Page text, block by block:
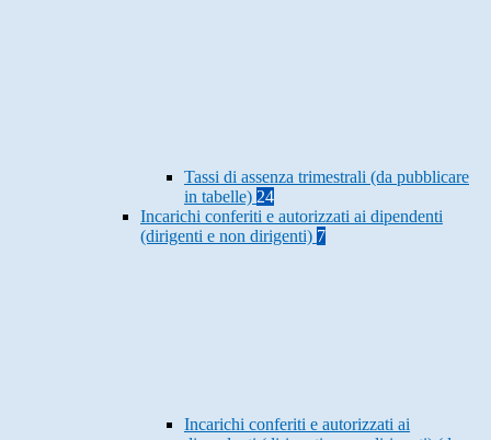
Tassi di assenza trimestrali (da pubblicare
in tabelle) 24
Incarichi conferiti e autorizzati ai dipendenti
(dirigenti e non dirigenti) 7
Incarichi conferiti e autorizzati ai